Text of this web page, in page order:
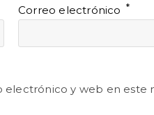
Correo electrónico *
electrónico y web en este